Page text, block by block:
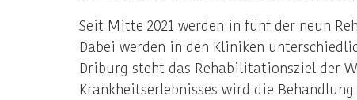
Seit Mitte 2021 werden in fünf der neun
Dabei werden in den Kliniken
Driburg steht das Rehabilitationsziel der
Krankheitserlebnisses wird die